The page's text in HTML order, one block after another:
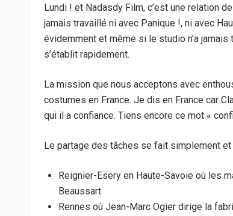
Lundi ! et Nadasdy Film, c’est une relation
jamais travaillé ni avec Panique !, ni avec
évidemment et même si le studio n’a
s’établit rapidement.
La mission que nous acceptons avec
costumes en France. Je dis en France car
qui il a confiance. Tiens encore ce mot «
Le partage des tâches se fait simplement
Reignier-Esery en Haute-Savoie où les
Beaussart
Rennes où Jean-Marc Ogier dirige la